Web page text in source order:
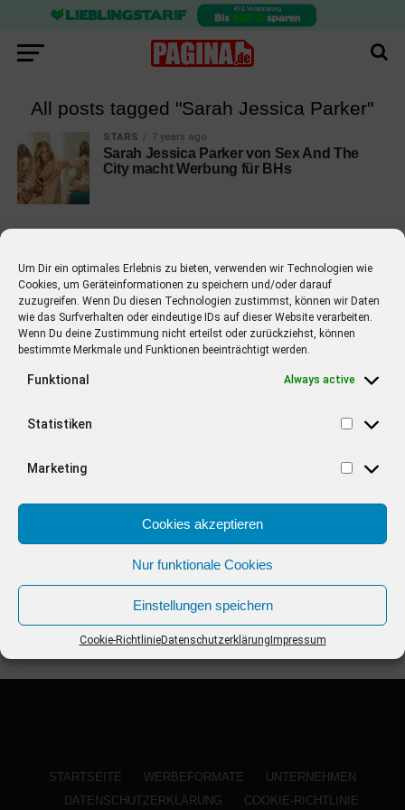
Um Dir ein optimales Erlebnis zu bieten, verwenden wir Technologien wie
Cookies, um Geräteinformationen zu speichern und/oder darauf
zuzugreifen. Wenn Du diesen Technologien zustimmst, können wir Daten
wie das Surfverhalten oder eindeutige IDs auf dieser Website verarbeiten.
Wenn Du deine Zustimmung nicht erteilst oder zurückziehst, können
bestimmte Merkmale und Funktionen beeinträchtigt werden.
Funktional Always active
Statistiken
Marketing
Cookies akzeptieren
Nur funktionale Cookies
Einstellungen speichern
Cookie-RichtlinieDatenschutzerklärung Impressum
All posts tagged "Sarah Jessica Parker"
STARS 7 years ago
Sarah Jessica Parker von Sex And The
City macht Werbung für BHs
EMPFOHLEN
STARS 4 years ago
Barbara Schöneberger Moderatorin
von “Verstehen Sie Spaß?”
STARTSEITE WERBEFORMATE
UNTERNEHMEN
DATENSCHUTZERKLÄRUNG
COOKIE-RICHTLINIE